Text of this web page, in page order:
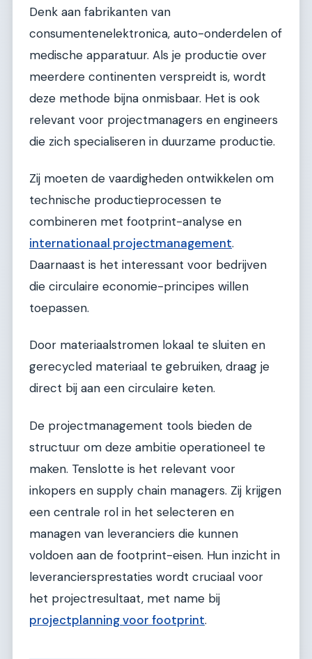
Denk aan fabrikanten van
consumentenelektronica, auto-onderdelen of
medische apparatuur. Als je productie over
meerdere continenten verspreidt is, wordt
deze methode bijna onmisbaar. Het is ook
relevant voor projectmanagers en engineers
die zich specialiseren in duurzame productie.
Zij moeten de vaardigheden ontwikkelen om
technische productieprocessen te
combineren met footprint-analyse en
internationaal projectmanagement.
Daarnaast is het interessant voor bedrijven
die circulaire economie-principes willen
toepassen.
Door materiaalstromen lokaal te sluiten en
gerecycled materiaal te gebruiken, draag je
direct bij aan een circulaire keten.
De projectmanagement tools bieden de
structuur om deze ambitie operationeel te
maken. Tenslotte is het relevant voor
inkopers en supply chain managers. Zij krijgen
een centrale rol in het selecteren en
managen van leveranciers die kunnen
voldoen aan de footprint-eisen. Hun inzicht in
leveranciersprestaties wordt cruciaal voor
het projectresultaat, met name bij
projectplanning voor footprint.